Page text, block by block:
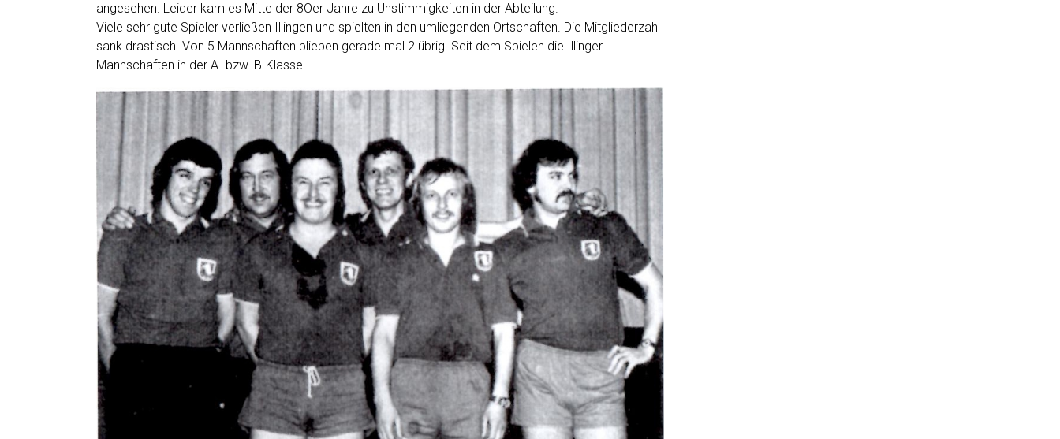
angesehen. Leider kam es Mitte der 8Oer Jahre zu Unstimmigkeiten in der Abteilung.
Viele sehr gute Spieler verließen Illingen und spielten in den umliegenden Ortschaften. Die Mitgliederzahl
sank drastisch. Von 5 Mannschaften blieben gerade mal 2 übrig. Seit dem Spielen die Illinger
Mannschaften in der A- bzw. B-Klasse.